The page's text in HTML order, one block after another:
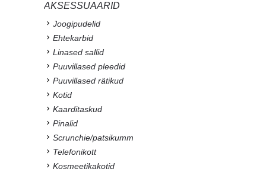
AKSESSUAARID
Joogipudelid
Ehtekarbid
Linased sallid
Puuvillased pleedid
Puuvillased rätikud
Kotid
Kaarditaskud
Pinalid
Scrunchie/patsikumm
Telefonikott
Kosmeetikakotid